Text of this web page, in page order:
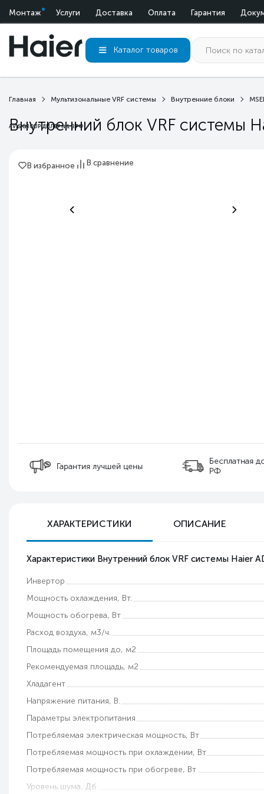
Монтаж Услуги Доставка Оплата Гарантия
AVIS GROUP ДИЛЕР №1 В РФ
Каталог товаров
Главная Мультизональные VRF системы Внутренние блоки
Внутренний блок VRF системы
В избранное В сравнение
Гарантия лучшей цены
Бесплатная
РФ
ХАРАКТЕРИСТИКИ ОПИСАНИЕ
Характеристики Внутренний блок VRF системы Haier
Инвертор
Мощность охлаждения, Вт.
Мощность обогрева, Вт
Расход воздуха, м3/ч.
Площадь помещения до, м2
Рекомендуемая площадь, м2
Хладагент
Напряжение питания, В.
Параметры электропитания
Потребляемая электрическая мощность, Вт
Потребляемая мощность при охлаждении, Вт
Потребляемая мощность при обогреве, Вт
Уровень шума, Дб